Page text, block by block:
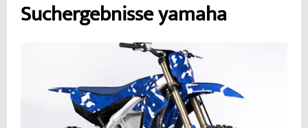
Suchergebnisseyamaha